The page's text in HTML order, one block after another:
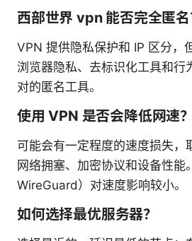
西部世界 vpn 能否完全匿名
VPN 提供隐私保护和 IP 区分，
浏览器隐私、去标识化工具和行
对的匿名工具。
使用 VPN 是否会降低网速？
可能会有一定程度的速度损失，
网络拥塞、加密协议和设备性能
WireGuard）对速度影响较小。
如何选择最优服务器？